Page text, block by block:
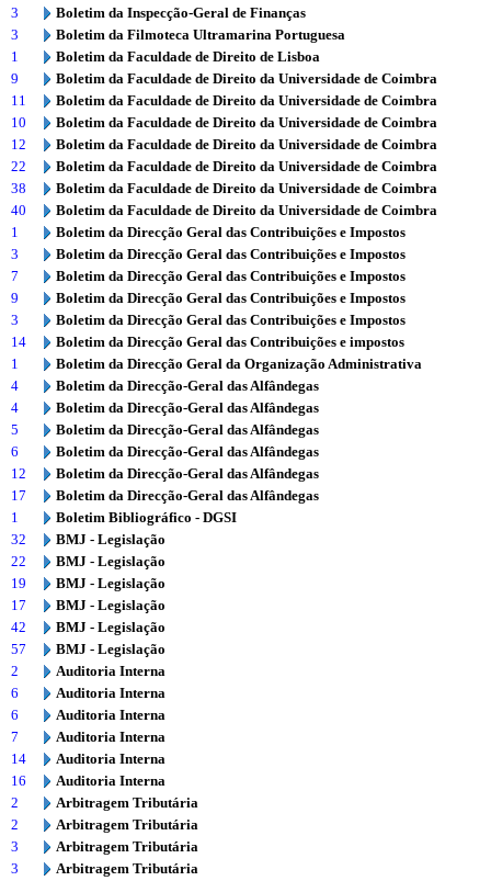
3
Boletim da Inspecção-Geral de Finanças
3
Boletim da Filmoteca Ultramarina Portuguesa
1
Boletim da Faculdade de Direito de Lisboa
9
Boletim da Faculdade de Direito da Universidade de Coimbra
11
Boletim da Faculdade de Direito da Universidade de Coimbra
10
Boletim da Faculdade de Direito da Universidade de Coimbra
12
Boletim da Faculdade de Direito da Universidade de Coimbra
22
Boletim da Faculdade de Direito da Universidade de Coimbra
38
Boletim da Faculdade de Direito da Universidade de Coimbra
40
Boletim da Faculdade de Direito da Universidade de Coimbra
1
Boletim da Direcção Geral das Contribuições e Impostos
3
Boletim da Direcção Geral das Contribuições e Impostos
7
Boletim da Direcção Geral das Contribuições e Impostos
9
Boletim da Direcção Geral das Contribuições e Impostos
3
Boletim da Direcção Geral das Contribuições e Impostos
14
Boletim da Direcção Geral das Contribuições e impostos
1
Boletim da Direcção Geral da Organização Administrativa
4
Boletim da Direcção-Geral das Alfândegas
4
Boletim da Direcção-Geral das Alfândegas
5
Boletim da Direcção-Geral das Alfândegas
6
Boletim da Direcção-Geral das Alfândegas
12
Boletim da Direcção-Geral das Alfândegas
17
Boletim da Direcção-Geral das Alfândegas
1
Boletim Bibliográfico - DGSI
32
BMJ - Legislação
22
BMJ - Legislação
19
BMJ - Legislação
17
BMJ - Legislação
42
BMJ - Legislação
57
BMJ - Legislação
2
Auditoria Interna
6
Auditoria Interna
6
Auditoria Interna
7
Auditoria Interna
14
Auditoria Interna
16
Auditoria Interna
2
Arbitragem Tributária
2
Arbitragem Tributária
3
Arbitragem Tributária
3
Arbitragem Tributária